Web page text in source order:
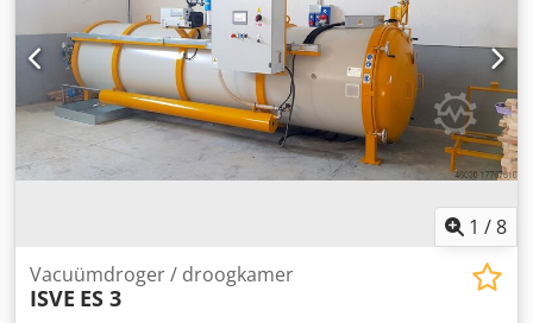
1 /8
Vacuümdroger / droogkamer
ISVE ES 3